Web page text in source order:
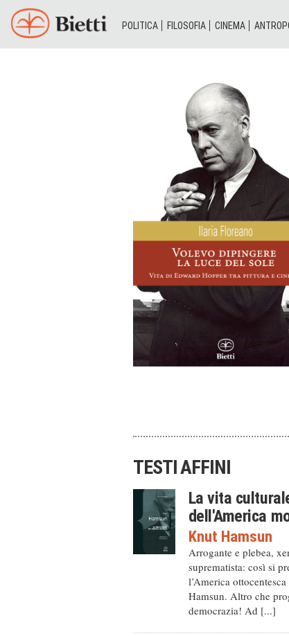
POLITICA FILOSOFIA CINEMA
TESTI AFFINI
La vita
dell'America
Knut Hamsun
Arrogante e plebea,
suprematista: così si
l’America
Hamsun. Altro che
democrazia! Ad [...]